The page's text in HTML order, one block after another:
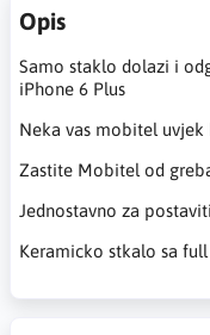
Opis
Samo staklo dolazi i
iPhone 6 Plus
Neka vas mobitel uvjek
Zastite Mobitel od
Jednostavno za postaviti
Keramicko stkalo sa